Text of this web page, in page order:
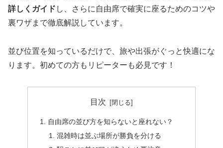
詳しくガイド し、さらに自由席で確実に座るためのコツや
裏ワザまで徹底解説しています。
並び位置を知っているだけで、旅や出張がぐっと快適にな
ります。初めての方もリピーターも必見です！
目次
自由席の並び方を知らないと座れない？
混雑時は並ぶ場所が勝負を分ける